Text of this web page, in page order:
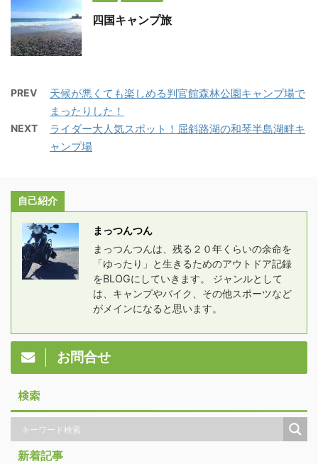
四国キャンプ旅
PREV
天候が悪くても楽しめる判官館森林公園キャンプ場で
まったりした！
NEXT
ライダー大人気スポット！屈斜路湖の和琴半島湖畔キ
ャンプ場
自己紹介
まっつんつん
まっつんつんは、残る２０年くらいの余命を
「ゆったり」と生きるためのアウトドア記録
をBLOGにしていきます。 ジャンルとして
は、キャンプやバイク、その他スポーツなど
がメインになると思います。
お問合せ
検索
新着記事